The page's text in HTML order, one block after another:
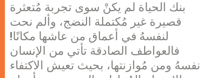
بنك الحياة لم يكنْ سوى تجربة مُتعثرة
قصيرة غير مُكتملة النضج، وألم نحت
لنفسهُ في أعماق من عاشها مكانًا!
فالعواطف الصادقة تأتي من الإنسان
نفسهُ ومن مُوازنتها، بحيث تعيش الاكتفاء